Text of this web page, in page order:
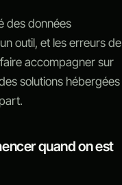
des données
outil, et les erreurs de
accompagner sur
solutions hébergées
quand on est